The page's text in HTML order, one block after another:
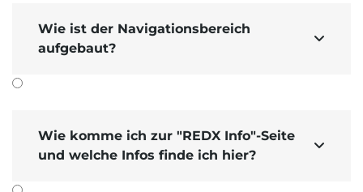
Wie ist der Navigationsbereich
aufgebaut?

Wie komme ich zur "REDX Info"-Seite
und welche Infos finde ich hier?
